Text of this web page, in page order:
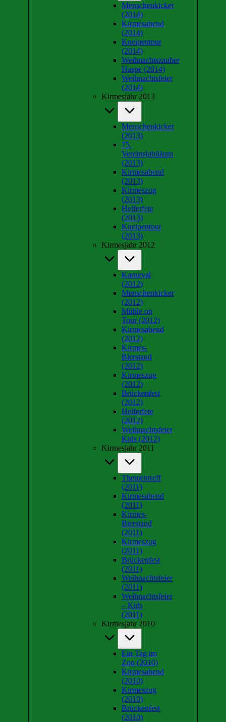
Menschenkicker
(2014)
Kirmesabend
(2014)
Kneipentour
(2014)
Weihnachtszauber
Haspe (2014)
Weihnachtsfeier
(2014)
Kirmesjahr 2013
Menschenkicker
(2013)
75.
Vereinsjubiläum
(2013)
Kirmesabend
(2013)
Kirmeszug
(2013)
Helferfete
(2013)
Kneipentour
(2013)
Kirmesjahr 2012
Karneval
(2012)
Menschenkicker
(2012)
Mühle on
Tour (2012)
Kirmesabend
(2012)
Kirmes-
Bierstand
(2012)
Kirmeszug
(2012)
Brückenfest
(2012)
Helferfete
(2012)
Weihnachtsfeier
Kids (2012)
Kirmesjahr 2011
Thementreff
(2011)
Kirmesabend
(2011)
Kirmes-
Bierstand
(2011)
Kirmeszug
(2011)
Brückenfest
(2011)
Weihnachtsfeier
(2011)
Weihnachtsfeier
– Kids
(2011)
Kirmesjahr 2010
Ein Tag im
Zoo (2010)
Kirmesabend
(2010)
Kirmeszug
(2010)
Brückenfest
(2010)